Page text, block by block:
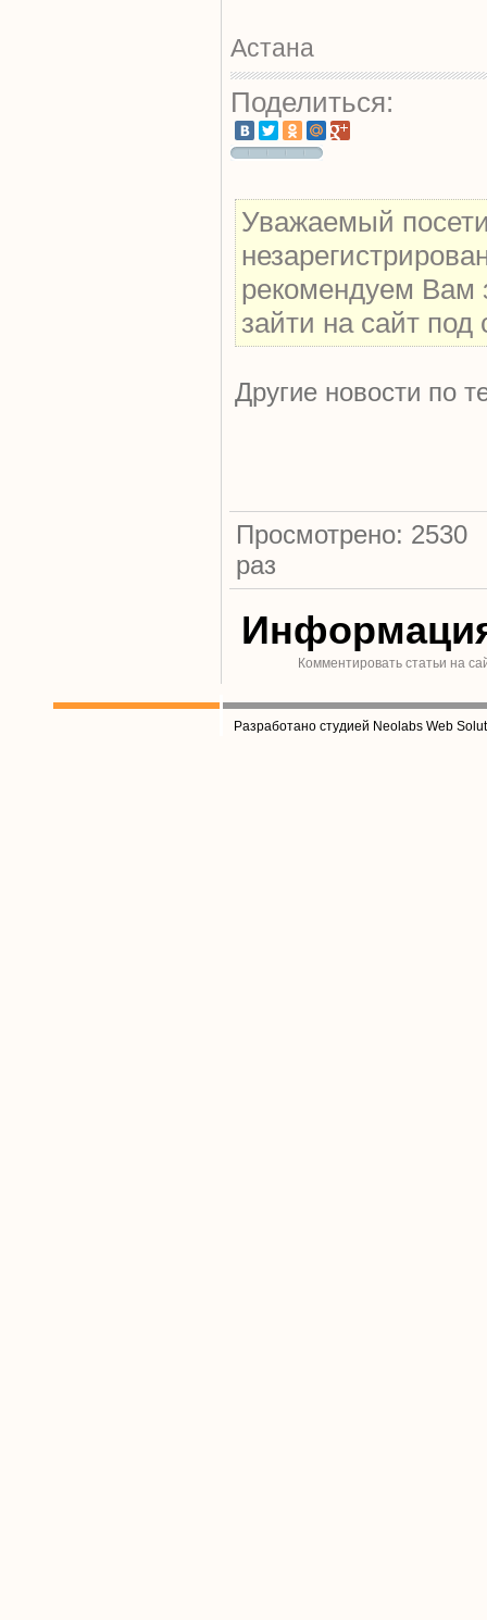
Астана
Поделиться:
Уважаемый
рекомендуем Вам
зайти на сайт
Другие новости по
Просмотрено: 2530
раз
Комментировать статьи на
Разработано студией Neolabs Web